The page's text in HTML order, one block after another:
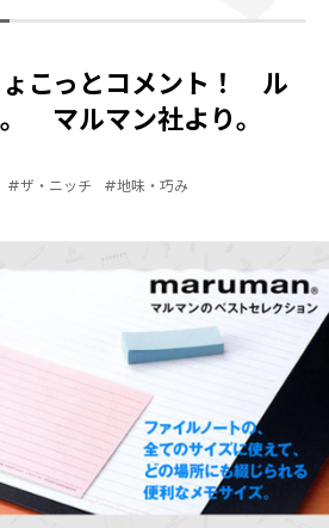
こっとコメント！ ル
マルマン社より。
#ザ・ニッチ
#地味・巧み